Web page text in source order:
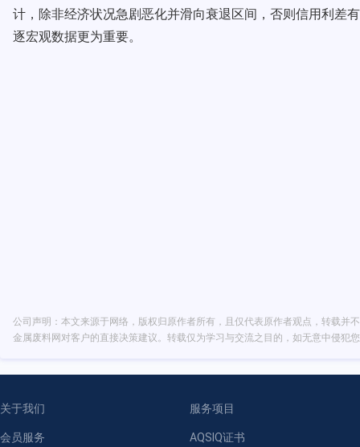
计，除非经济状况急剧恶化并滑向衰退区间，否则信用利差
逐宏观数据更为重要。
公司声明：本文来源于网络，版权归原作者所有，且仅代表原作者观点，转载
金属废料网对客户的直接决策建议。转载仅为学习与交流之目的，如无意中侵犯
关于我们
会员服务
服务项目
AQSIQ证书